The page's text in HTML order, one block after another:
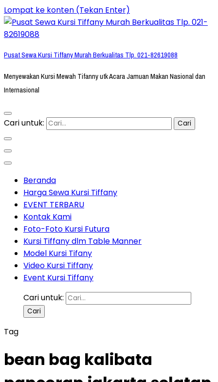
Lompat ke konten (Tekan Enter)
Pusat Sewa Kursi Tiffany Murah Berkualitas Tlp. 021-82619088
Menyewakan Kursi Mewah Tifanny utk Acara Jamuan Makan Nasional dan
Internasional
Cari untuk:
Beranda
Harga Sewa Kursi Tiffany
EVENT TERBARU
Kontak Kami
Foto-Foto Kursi Futura
Kursi Tiffany dlm Table Manner
Model Kursi Tifany
Video Kursi Tiffany
Event Kursi Tiffany
Cari untuk:
Tag
bean bag kalibata